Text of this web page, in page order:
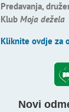
Predavanja,
Klub Moja dežela
Kliknite ovdje za
Novi